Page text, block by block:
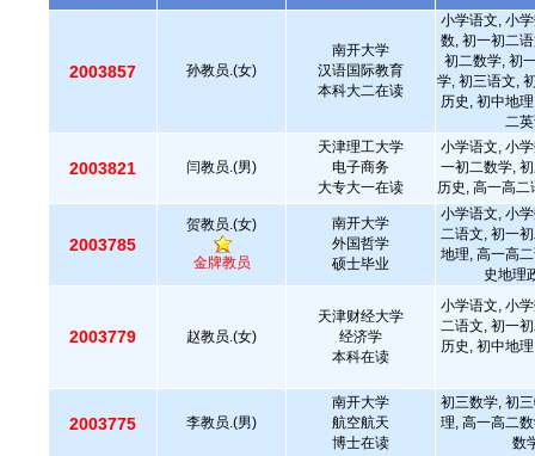
2003857 孙教员.(女)
南开大学
汉语国际教育
本科大二在读
小学语文, 小
数, 初一初二
初二数学, 初
学, 初三语文,
历史, 初中地
二
2003821 闫教员.(男)
天津理工大学
电子商务
大专大一在读
小学语文, 小
一初二数学,
历史, 高一高
2003785
贺教员.(女)
金牌教员
南开大学
外国哲学
硕士毕业
小学语文, 小
二语文, 初一
地理, 高一高
史地理
2003779 赵教员.(女)
天津财经大学
经济学
本科在读
小学语文, 小
二语文, 初一
历史, 初中地
2003775 李教员.(男)
南开大学
航空航天
博士在读
初三数学, 初
理, 高一高二
数